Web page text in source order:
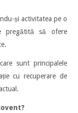
și activitatea pe o
pregătită să ofere
sunt principalele
cu recuperare de